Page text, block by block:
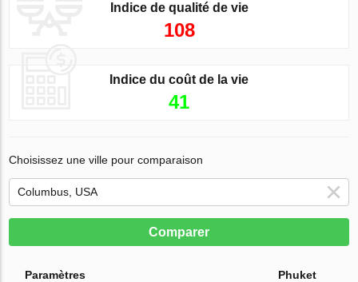
Indice de qualité de vie
108
Indice du coût de la vie
41
Choisissez une ville pour comparaison
Comparer
Paramètres Phuket